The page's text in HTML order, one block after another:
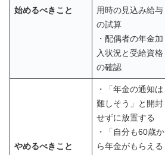
始めるべきこと
用時の見込み給与
の試算
・配偶者の年金加
入状況と受給資格
の確認
やめるべきこと
・「年金の通知は
難しそう」と開封
せずに放置する
・「自分も60歳か
ら年金がもらえる